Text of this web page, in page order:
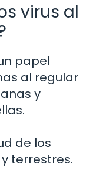
virus al
papel
al regular
y
de los
terrestres.